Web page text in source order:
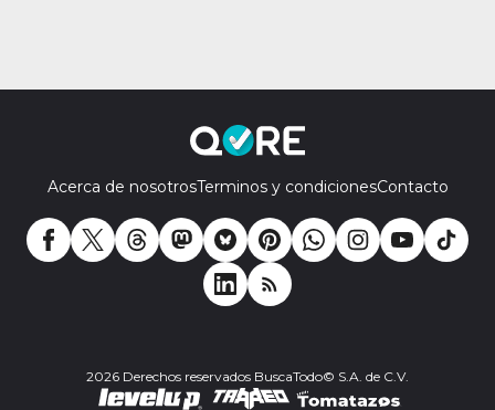
Acerca de nosotrosTerminos y condicionesContacto
2026 Derechos reservados BuscaTodo© S.A. de C.V.